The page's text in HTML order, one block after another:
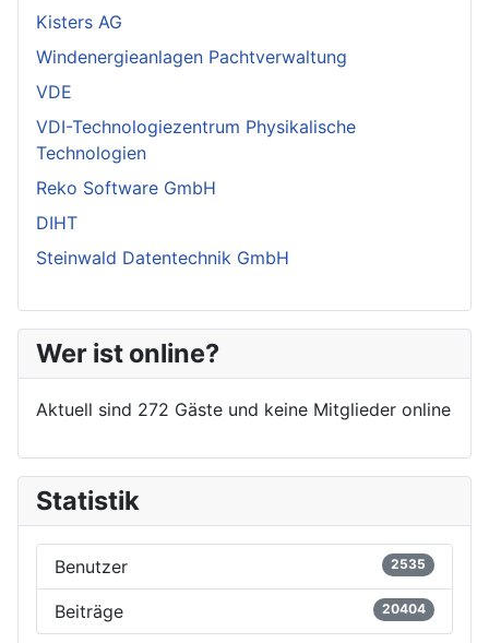
Kisters AG
Windenergieanlagen Pachtverwaltung
VDE
VDI-Technologiezentrum Physikalische
Technologien
Reko Software GmbH
DIHT
Steinwald Datentechnik GmbH
Wer ist online?
Aktuell sind 272 Gäste und keine Mitglieder online
Statistik
Benutzer 2535
Beiträge 20404